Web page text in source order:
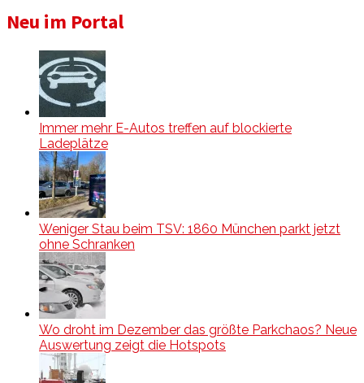
Neu im Portal
Immer mehr E-Autos treffen auf blockierte
Ladeplätze
Weniger Stau beim TSV: 1860 München parkt jetzt
ohne Schranken
Wo droht im Dezember das größte Parkchaos? Neue
Auswertung zeigt die Hotspots